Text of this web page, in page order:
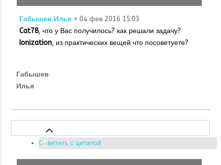
Габышев Илья » 04 фев 2016 15:03
Cat78, что у Вас получилось? как решали задачу?
Ionization, из практических вещей что посоветуете?
Габышев
Илья
Ответить с цитатой